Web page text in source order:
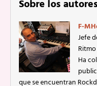
Sobre los
F-
Jefe
Ha
que se encuentran